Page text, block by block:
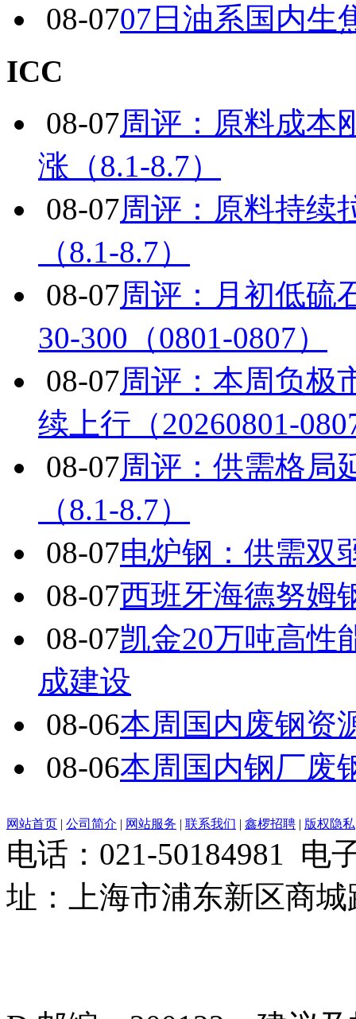
08-0707日油系国内生
ICC
08-07周评：原料成本
涨（8.1-8.7）
08-07周评：原料持续
（8.1-8.7）
08-07周评：月初低硫
30-300（0801-0807）
08-07周评：本周负极
续上行（20260801-
08-07周评：供需格局
（8.1-8.7）
08-07电炉钢：供需双
08-07西班牙海德努姆
08-07凯金20万吨高性
成建设
08-06本周国内废钢资
08-06本周国内钢厂废
网站首页 | 公司简介 | 网站服务 | 联系我们 | 鑫椤招聘 | 版权隐私
电话：021-50184981 电
址：上海市浦东新区商